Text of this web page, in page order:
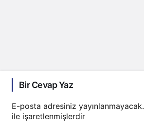
Bir Cevap Yaz
E-posta adresiniz yayınlanmayacak.
ile işaretlenmişlerdir